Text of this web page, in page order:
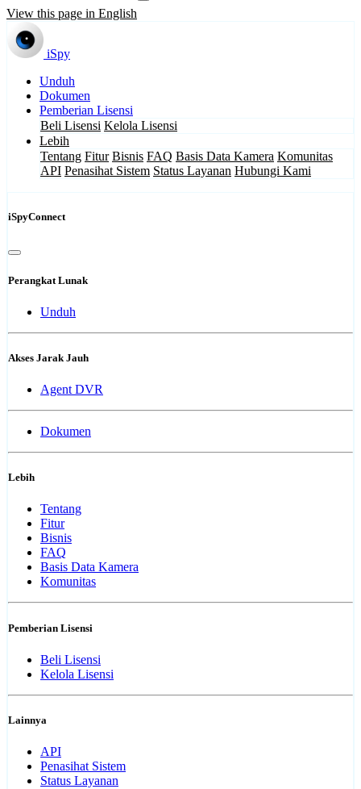
View this page in English
iSpy
Unduh
Dokumen
Pemberian Lisensi
Beli Lisensi Kelola Lisensi
Lebih
Tentang Fitur Bisnis FAQ Basis Data Kamera Komunitas
API Penasihat Sistem Status Layanan Hubungi Kami
iSpyConnect
Perangkat Lunak
Unduh
Akses Jarak Jauh
Agent DVR
Dokumen
Lebih
Tentang
Fitur
Bisnis
FAQ
Basis Data Kamera
Komunitas
Pemberian Lisensi
Beli Lisensi
Kelola Lisensi
Lainnya
API
Penasihat Sistem
Status Layanan